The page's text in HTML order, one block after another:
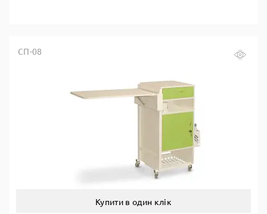
СП-08
Купити в один клік